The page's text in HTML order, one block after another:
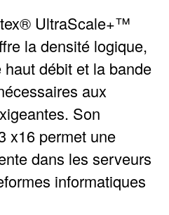
UltraScale+™
la densité logique,
débit et la bande
aux
Son
x16 permet une
dans les serveurs
informatiques